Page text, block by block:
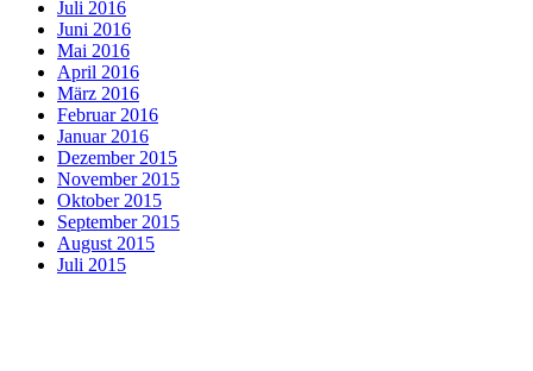
Juli 2016
Juni 2016
Mai 2016
April 2016
März 2016
Februar 2016
Januar 2016
Dezember 2015
November 2015
Oktober 2015
September 2015
August 2015
Juli 2015